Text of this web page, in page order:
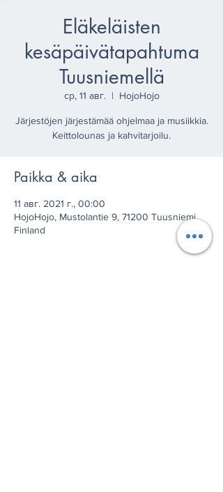
Eläkeläisten
kesäpäivätapahtuma
Tuusniemellä
ср, 11 авг.
  |
HojoHojo
Järjestöjen järjestämää ohjelmaa ja musiikkia.
Keittolounas ja kahvitarjoilu.
Paikka & aika
11 авг. 2021 г., 00:00
HojoHojo, Mustolantie 9, 71200 Tuusniemi,
Finland